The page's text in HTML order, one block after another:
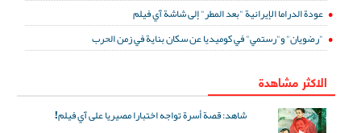
عودة الدراما الإيرانية "بعد المطر" إلى شاشة آي فيلم
"رضويان" و"رستمي" في كوميديا عن سكان بناية في زمن الحرب
الاكثر مشاهدة
شاهد: قصة أسرة تواجه اختبارا مصيريا على آي فيلم!